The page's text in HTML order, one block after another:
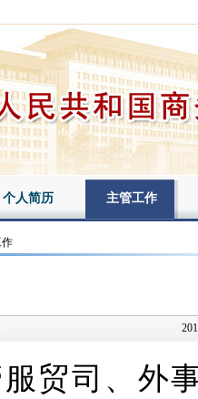
个人简历 主管工作
作
司、外事